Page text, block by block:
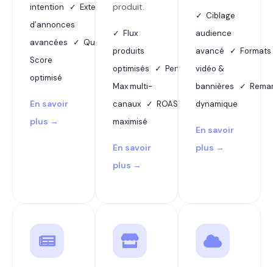
intention ✓ Extensions
d’annonces
avancées ✓ Quality
Score
optimisé
En savoir
plus →
produit.
✓ Flux
produits
optimisés ✓ Performance
Max multi-
canaux ✓ ROAS
maximisé
En savoir
plus →
✓ Ciblage
audience
avancé ✓ Formats
vidéo &
bannières ✓
dynamique
En savoir
plus →